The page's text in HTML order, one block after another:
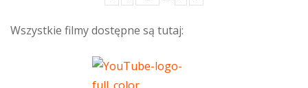
Wszystkie filmy dostępne są tutaj: